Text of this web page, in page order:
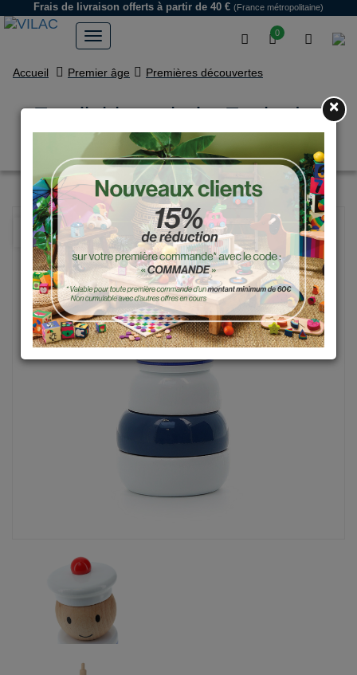
0
Frais de livraison offerts à partir de 40 € (France métropolitaine)
Accueil Premier âge Premières découvertes
Empilable en bois, Ecole des
mousses - Marine nationale
×